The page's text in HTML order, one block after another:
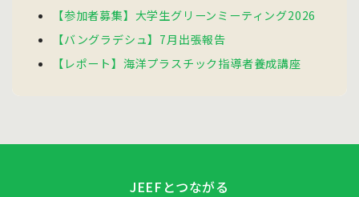
【参加者募集】大学生グリーンミーティング2026
【バングラデシュ】7月出張報告
【レポート】海洋プラスチック指導者養成講座
JEEFとつながる